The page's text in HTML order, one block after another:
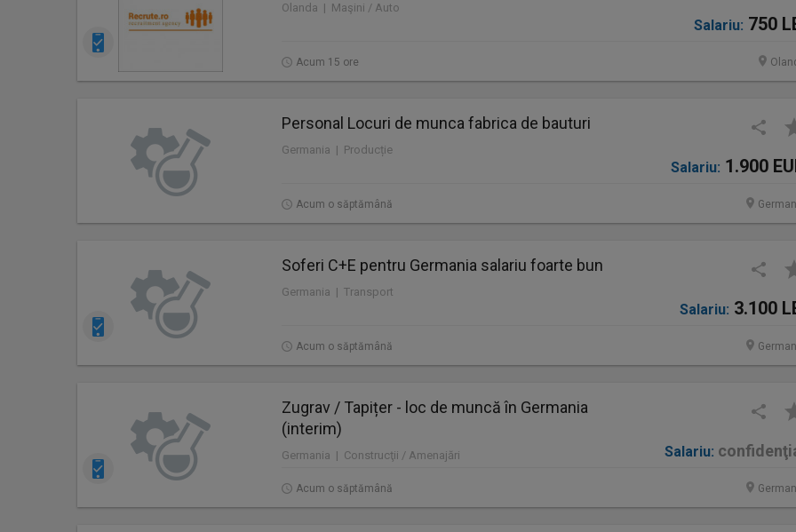
Olanda | Maşini / Auto
Salariu: 750
Acum 15 ore
Personal Locuri de munca fabrica de bauturi
Germania | Producție
Salariu: 1.900
Acum o săptămână
Soferi C+E pentru Germania salariu foarte bun
Germania | Transport
Salariu: 3.100
Acum o săptămână
Zugrav / Tapițer - loc de muncă în Germania
(interim)
Germania | Construcţii / Amenajări Salariu:
Acum o săptămână